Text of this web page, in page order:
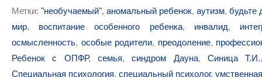
Метки: "необучаемый", аномальный ребенок, аутизм, будьте
мир, воспитание особенного ребенка, инвалид,
осмысленность, особые родители, преодоление,
Ребенок с ОПФР,семья,синдром Дауна,Синица Т.И.
Специальная психология, специальный психолог,